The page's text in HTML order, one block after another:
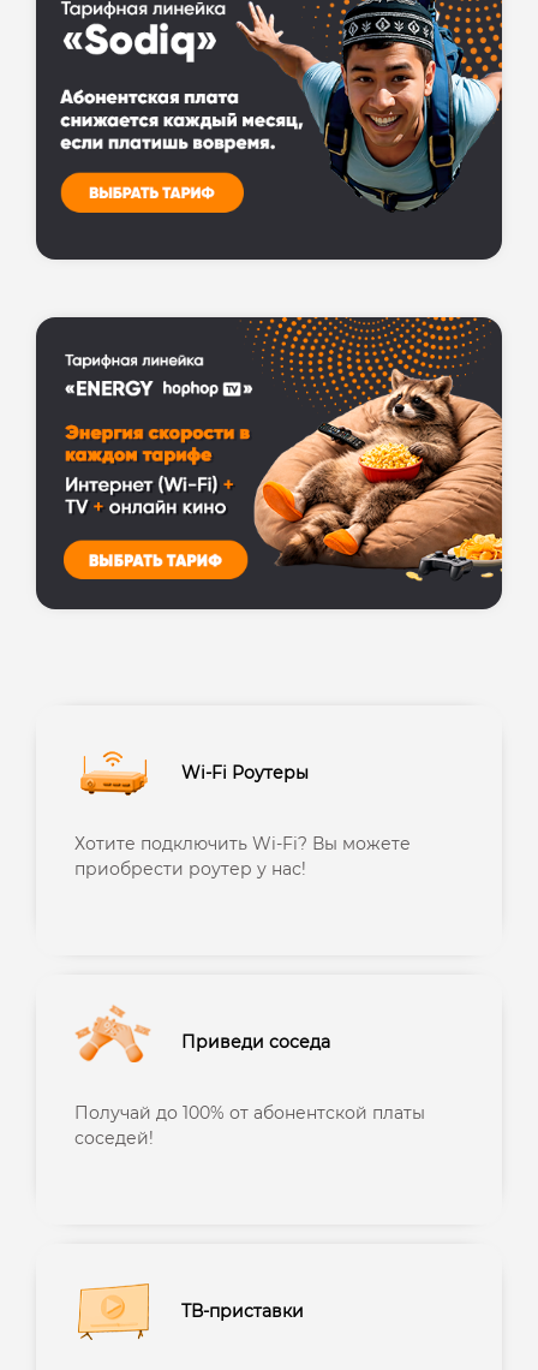
Wi-Fi Роутеры
Хотите подключить Wi-Fi? Вы можете
приобрести роутер у нас!
Приведи соседа
Получай до 100% от абонентской платы
соседей!
ТВ-приставки